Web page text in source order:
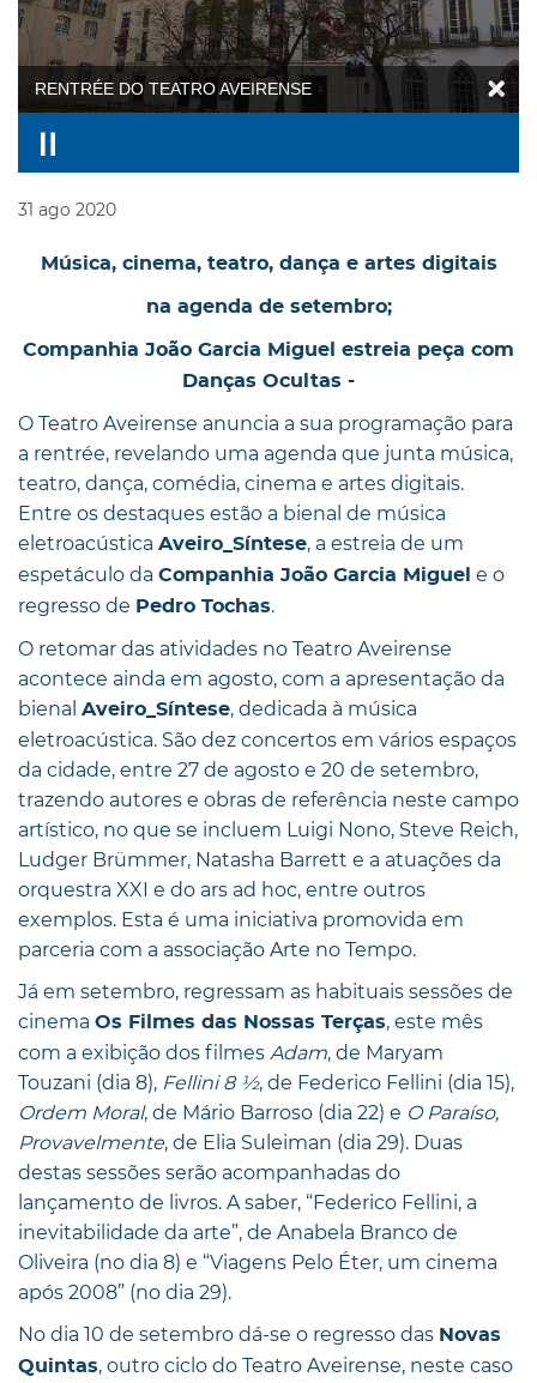
RENTRÉE DO TEATRO AVEIRENSE
31 ago 2020
Música, cinema, teatro, dança e artes digitais
na agenda de setembro;
Companhia João Garcia Miguel estreia peça com
Danças Ocultas -
O Teatro Aveirense anuncia a sua programação para
a rentrée, revelando uma agenda que junta música,
teatro, dança, comédia, cinema e artes digitais.
Entre os destaques estão a bienal de música
eletroacústica Aveiro_Síntese, a estreia de um
espetáculo da Companhia João Garcia Miguel e o
regresso de Pedro Tochas.
O retomar das atividades no Teatro Aveirense
acontece ainda em agosto, com a apresentação da
bienal Aveiro_Síntese, dedicada à música
eletroacústica. São dez concertos em vários espaços
da cidade, entre 27 de agosto e 20 de setembro,
trazendo autores e obras de referência neste campo
artístico, no que se incluem Luigi Nono, Steve Reich,
Ludger Brümmer, Natasha Barrett e a atuações da
orquestra XXI e do ars ad hoc, entre outros
exemplos. Esta é uma iniciativa promovida em
parceria com a associação Arte no Tempo.
Já em setembro, regressam as habituais sessões de
cinema Os Filmes das Nossas Terças, este mês
com a exibição dos filmes Adam, de Maryam
Touzani (dia 8), Fellini 8 ½, de Federico Fellini (dia 15),
Ordem Moral, de Mário Barroso (dia 22) e O Paraíso,
Provavelmente, de Elia Suleiman (dia 29). Duas
destas sessões serão acompanhadas do
lançamento de livros. A saber, “Federico Fellini, a
inevitabilidade da arte”, de Anabela Branco de
Oliveira (no dia 8) e “Viagens Pelo Éter, um cinema
após 2008” (no dia 29).
No dia 10 de setembro dá-se o regresso das Novas
Quintas, outro ciclo do Teatro Aveirense, neste caso